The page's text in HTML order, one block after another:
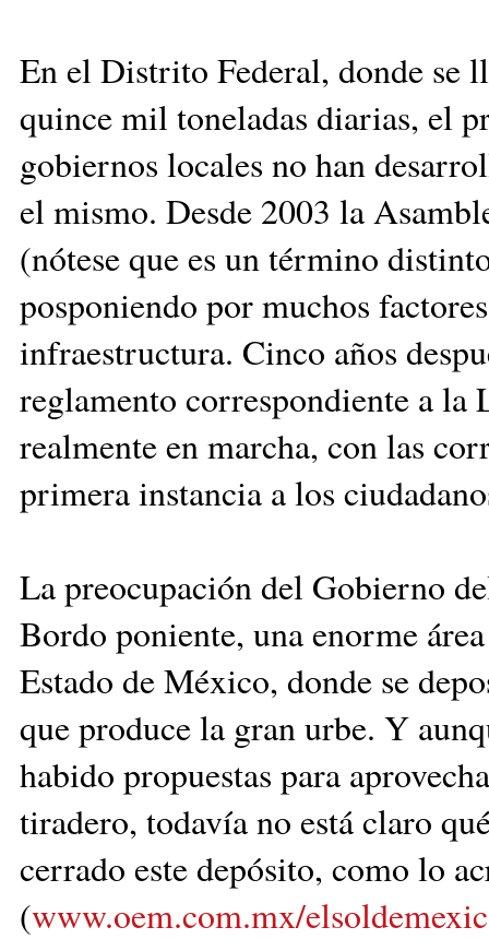
En el Distrito Federal, donde se
quince mil toneladas diarias, el
gobiernos locales no han
el mismo. Desde 2003 la
(nótese que es un término
posponiendo por muchos
infraestructura. Cinco años
reglamento correspondiente a la
realmente en marcha, con las
primera instancia a los
La preocupación del Gobierno
Bordo poniente, una enorme
Estado de México, donde se
que produce la gran urbe. Y
habido propuestas para
tiradero, todavía no está claro
cerrado este depósito, como lo
(www.oem.com.mx/